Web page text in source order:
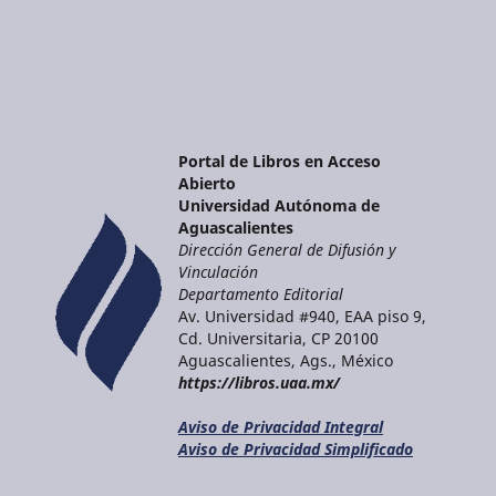
Portal de Libros en Acceso
Abierto
Universidad Autónoma de
Aguascalientes
Dirección General de Difusión y
Vinculación
Departamento Editorial
Av. Universidad #940, EAA piso 9,
Cd. Universitaria, CP 20100
Aguascalientes, Ags., México
https://libros.uaa.mx/
Aviso de Privacidad Integral
Aviso de Privacidad Simplificado